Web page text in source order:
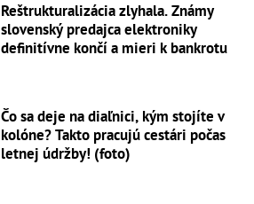
Reštrukturalizácia zlyhala. Známy
slovenský predajca elektroniky
definitívne končí a mieri k bankrotu
Čo sa deje na diaľnici, kým stojíte v
kolóne? Takto pracujú cestári počas
letnej údržby! (foto)